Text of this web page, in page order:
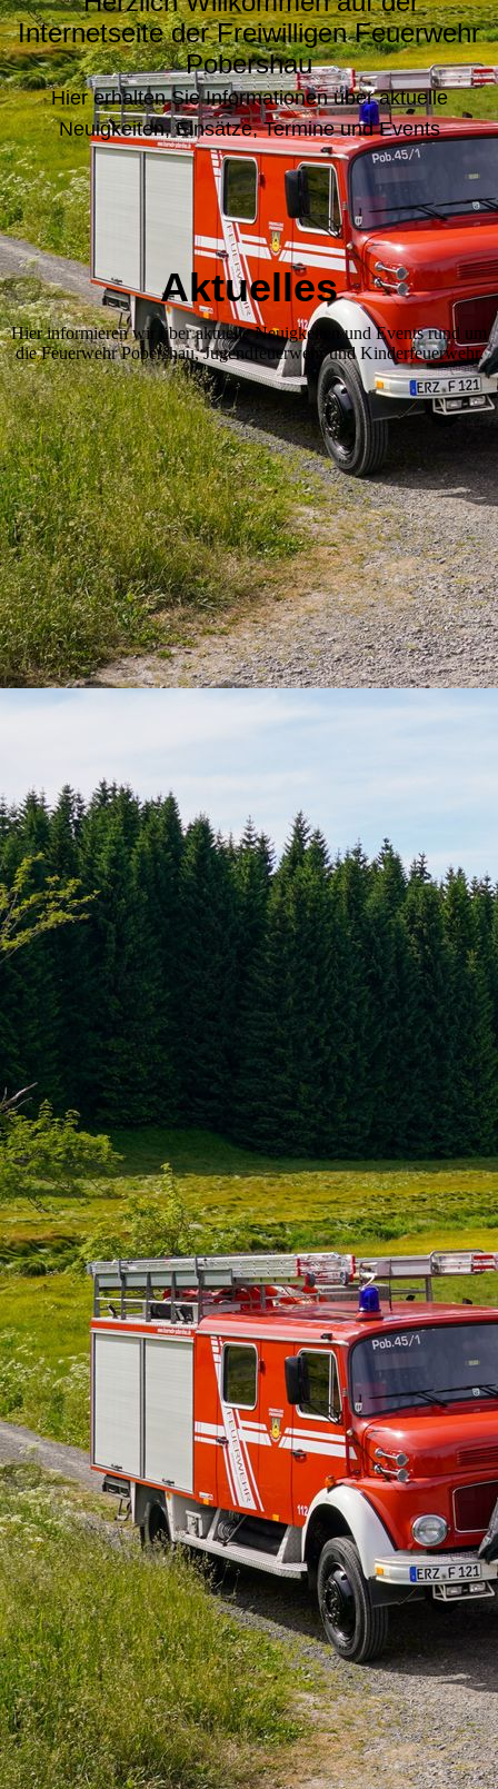
Internetseite der Freiwilligen Feuerwehr
Pobershau
Hier erhalten Sie Informationen über aktuelle
Neuigkeiten, Einsätze, Termine und Events
Aktuelles
Hier informieren wir über aktuelle Neuigkeiten und Events rund um
die Feuerwehr Pobershau, Jugendfeuerwehr und Kinderfeuerwehr.